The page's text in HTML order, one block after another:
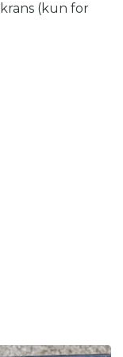
(kun for